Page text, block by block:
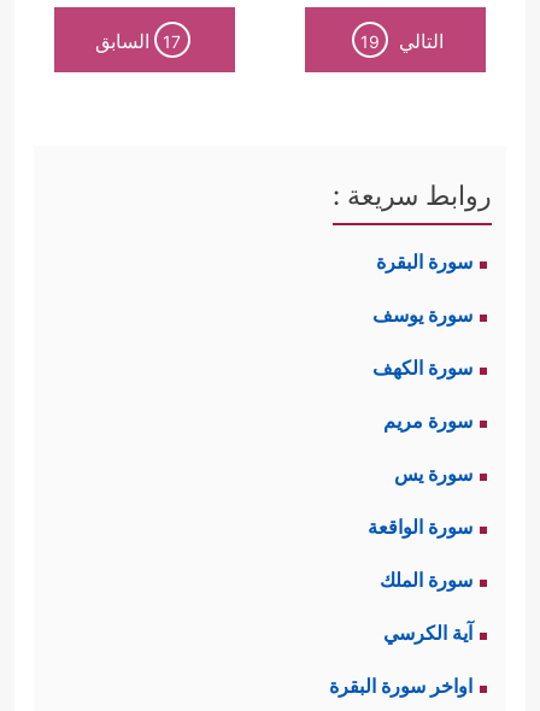
التالي 19
17 السابق
روابط سريعة :
سورة البقرة
سورة يوسف
سورة الكهف
سورة مريم
سورة يس
سورة الواقعة
سورة الملك
آية الكرسي
اواخر سورة البقرة